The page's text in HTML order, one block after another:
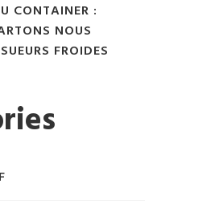
CONTAINER :
NOUS
FROIDES